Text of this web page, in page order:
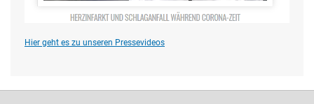
Hier geht es zu unseren Pressevideos